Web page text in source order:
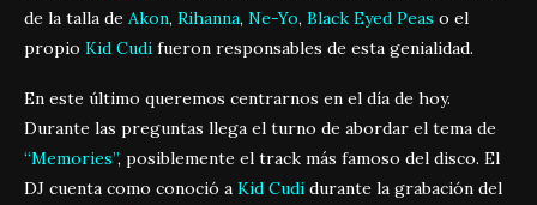
de la talla de Akon, Rihanna, Ne-Yo, Black Eyed Peas o el
propio Kid Cudi fueron responsables de esta genialidad.
En este último queremos centrarnos en el día de hoy.
Durante las preguntas llega el turno de abordar el tema de
“Memories”, posiblemente el track más famoso del disco. El
DJ cuenta como conoció a Kid Cudi durante la grabación del